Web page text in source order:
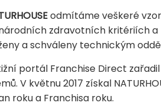
odmítáme veškeré
zdravotních kritériích a
a schváleny technickým
portál Franchise Direct zařadil
V květnu 2017 získal
roku a Franchisa roku.